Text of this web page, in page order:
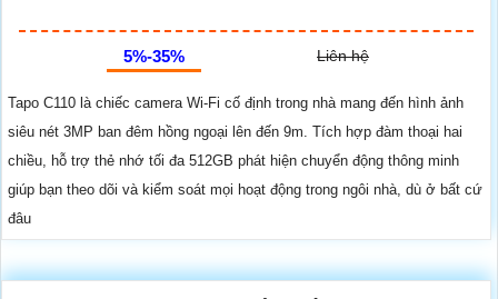
5%-35% Liên hệ
Tapo C110 là chiếc camera Wi-Fi cố định trong nhà mang đến hình ảnh
siêu nét 3MP ban đêm hồng ngoại lên đến 9m. Tích hợp đàm thoại hai
chiều, hỗ trợ thẻ nhớ tối đa 512GB phát hiện chuyển động thông minh
giúp bạn theo dõi và kiểm soát mọi hoạt động trong ngôi nhà, dù ở bất cứ
đâu